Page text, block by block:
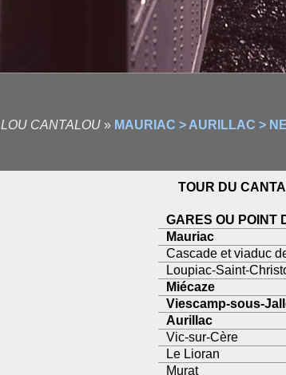
LOU CANTALOU » MAURIAC > AURILLAC >
TOUR DU
GARES OU POINT
Mauriac
Cascade et viaduc
Loupiac-Saint-
Miécaze
Viescamp-sous-
Aurillac
Vic-sur-Cère
Le Lioran
Murat